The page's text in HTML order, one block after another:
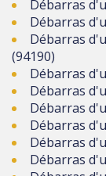
Débarras
Débarras
Débarras
(94190)
Débarras
Débarras
Débarras
Débarras
Débarras
Débarras